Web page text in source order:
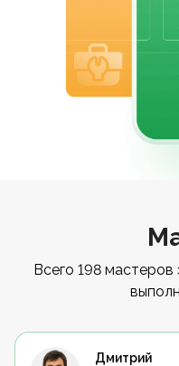
Всего 198 мастеров
Дмитрий